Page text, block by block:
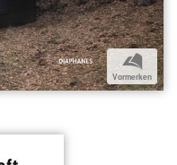
b
Vormerken